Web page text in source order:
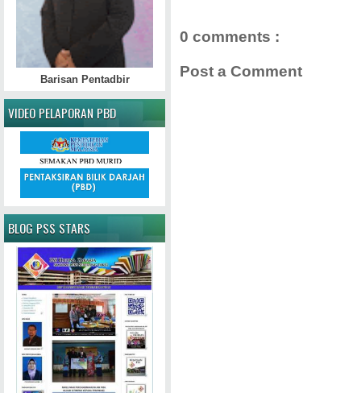
0 comments :
Post a Comment
Barisan Pentadbir
VIDEO PELAPORAN PBD
BLOG PSS STARS